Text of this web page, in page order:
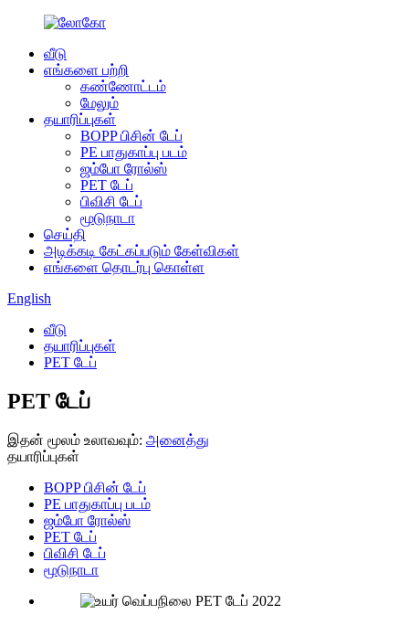
வீடு
எங்களை பற்றி
கண்ணோட்டம்
மேலும்
தயாரிப்புகள்
BOPP பிசின் டேப்
PE பாதுகாப்பு படம்
ஜம்போ ரோல்ஸ்
PET டேப்
பிவிசி டேப்
மூடுநாடா
செய்தி
அடிக்கடி கேட்கப்படும் கேள்விகள்
எங்களை தொடர்பு கொள்ள
English
வீடு
தயாரிப்புகள்
PET டேப்
PET டேப்
இதன் மூலம் உலாவவும்: அனைத்து
தயாரிப்புகள்
BOPP பிசின் டேப்
PE பாதுகாப்பு படம்
ஜம்போ ரோல்ஸ்
PET டேப்
பிவிசி டேப்
மூடுநாடா